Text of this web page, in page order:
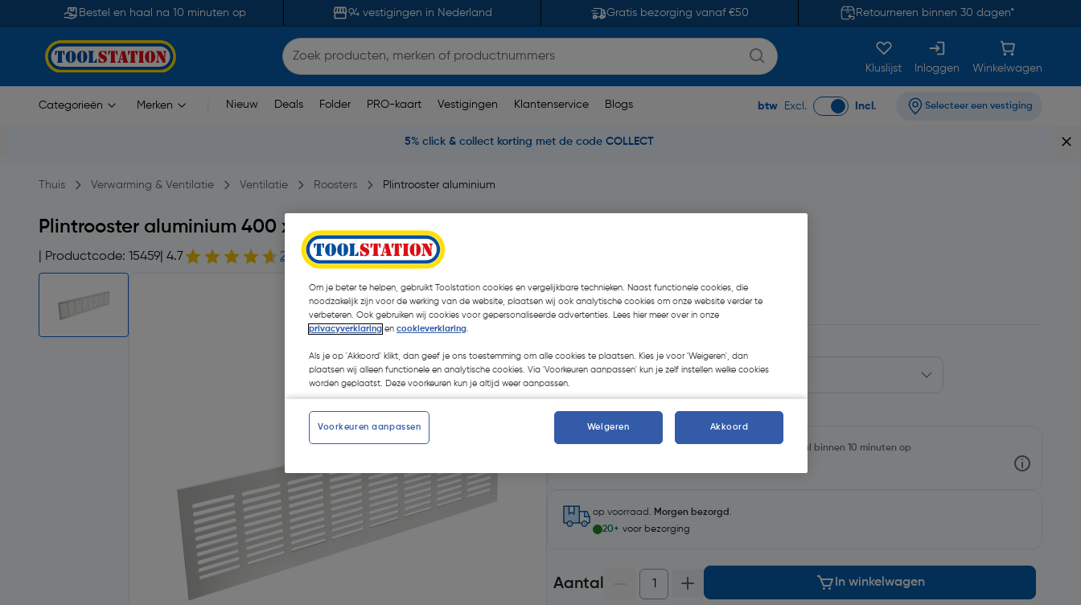
Bestel en haal na 10 minuten op 94 vestigingen in Nederland Gratis bezorging vanaf €50 Retourneren binnen 30 dagen*
Kluslijst Inloggen Winkelwagen
Categorieën Merken Nieuw Deals Folder PRO-kaart Vestigingen Klantenservice Blogs btw Excl. Incl. Selecteer een vestiging
5% click & collect korting met de code COLLECT
Thuis Verwarming & Ventilatie Ventilatie Roosters Plintrooster aluminium
Plintrooster aluminium 400 x 100mm wit
| Productcode: 15459 | 4.7 23 opmerking(en)| Stuk
€ 16,32 | Excl. btw € 13,49
Selecteer winkel - Bekijk voorraadniveaus en haal binnen 10 minuten op
op voorraad. Morgen bezorgd .
20+ voor bezorging
Aantal In winkelwagen
Om je beter te helpen, gebruikt Toolstation cookies en vergelijkbare technieken. Naast functionele cookies, die
noodzakelijk zijn voor de werking van de website, plaatsen wij ook analytische cookies om onze website verder te
verbeteren. Ook gebruiken wij cookies voor gepersonaliseerde advertenties. Lees hier meer over in onze
privacyverklaring en cookieverklaring.
Als je op 'Akkoord' klikt, dan geef je ons toestemming om alle cookies te plaatsen. Kies je voor 'Weigeren', dan
plaatsen wij alleen functionele en analytische cookies. Via 'Voorkeuren aanpassen' kun je zelf instellen welke cookies
worden geplaatst. Deze voorkeuren kun je altijd weer aanpassen.
Voorkeuren aanpassen Weigeren Akkoord